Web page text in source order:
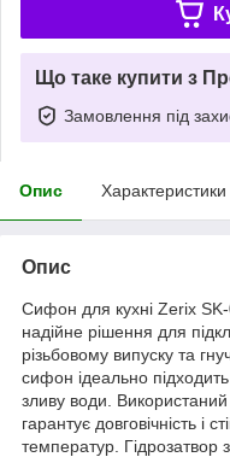
Що таке купити з
Замовлення під
Опис Характеристики
Опис
Сифон для кухні Zerix
надійне рішення для
різьбовому випуску та
сифон ідеально
зливу води.
гарантує довговічність і
температур. Гідрозатвор